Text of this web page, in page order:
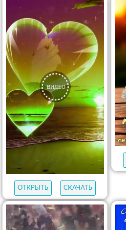
ОТКРЫТЬ СКАЧАТЬ